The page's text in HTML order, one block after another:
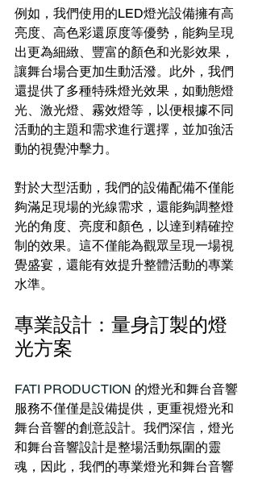
例如，我們使用的LED燈光設備擁有高
亮度、高色彩還原度等優勢，能夠呈現
出更為細緻、豐富的顏色和光影效果，
讓舞台場合更加生動活潑。此外，我們
還提供了多種特殊燈光效果，如動態燈
光、激光燈、霧效燈等，以便根據不同
活動的主題和需求進行選擇，並加強活
動的視覺沖擊力。
對於大型活動，我們的設備配備不僅能
夠滿足現場的光線需求，還能夠調整燈
光的角度、亮度和顏色，以達到精確控
制的效果。這不僅能為觀眾呈現一場視
覺盛宴，還能有效提升整體活動的專業
水準。
專業設計：量身訂製的燈
光方案
FATI PRODUCTION 的燈光和舞台音響
服務不僅僅是設備提供，更重視燈光和
舞台音響的創意設計。我們深信，燈光
和舞台音響設計是整場活動氛圍的靈
魂，因此，我們的專業燈光和舞台音響